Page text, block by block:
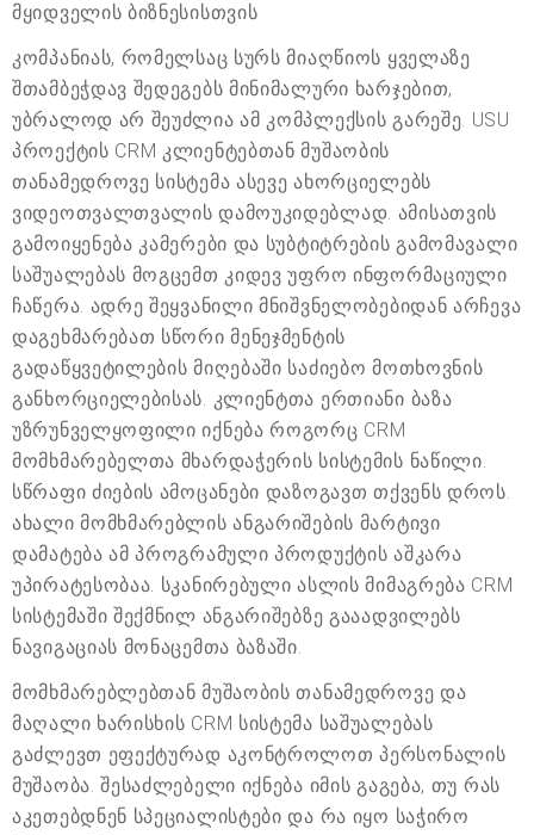
მყიდველის ბიზნესისთვის
კომპანიას, რომელსაც სურს მიაღწიოს ყველაზე
შთამბეჭდავ შედეგებს მინიმალური ხარჯებით,
უბრალოდ არ შეუძლია ამ კომპლექსის გარეშე. USU
პროექტის CRM კლიენტებთან მუშაობის
თანამედროვე სისტემა ასევე ახორციელებს
ვიდეოთვალთვალის დამოუკიდებლად. ამისათვის
გამოიყენება კამერები და სუბტიტრების გამომავალი
საშუალებას მოგცემთ კიდევ უფრო ინფორმაციული
ჩაწერა. ადრე შეყვანილი მნიშვნელობებიდან არჩევა
დაგეხმარებათ სწორი მენეჯმენტის
გადაწყვეტილების მიღებაში საძიებო მოთხოვნის
განხორციელებისას. კლიენტთა ერთიანი ბაზა
უზრუნველყოფილი იქნება როგორც CRM
მომხმარებელთა მხარდაჭერის სისტემის ნაწილი.
სწრაფი ძიების ამოცანები დაზოგავთ თქვენს დროს.
ახალი მომხმარებლის ანგარიშების მარტივი
დამატება ამ პროგრამული პროდუქტის აშკარა
უპირატესობაა. სკანირებული ასლის მიმაგრება CRM
სისტემაში შექმნილ ანგარიშებზე გააადვილებს
ნავიგაციას მონაცემთა ბაზაში.
მომხმარებლებთან მუშაობის თანამედროვე და
მაღალი ხარისხის CRM სისტემა საშუალებას
გაძლევთ ეფექტურად აკონტროლოთ პერსონალის
მუშაობა. შესაძლებელი იქნება იმის გაგება, თუ რას
აკეთებდნენ სპეციალისტები და რა იყო საჭირო